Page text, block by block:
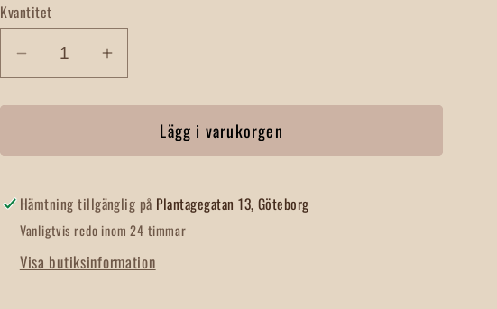
Kvantitet
Minska
för
Bockhornsklöver
Hel
Öka
för
Bockhornsklöver
Hel
Lägg i varukorgen
Hämtning tillgänglig på Plantagegatan 13, Göteborg
Vanligtvis redo inom 24 timmar
Visa butiksinformation